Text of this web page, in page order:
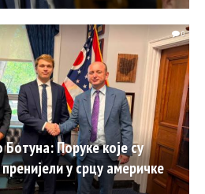
Ботуна: Поруке које су
у срцу америчке
0